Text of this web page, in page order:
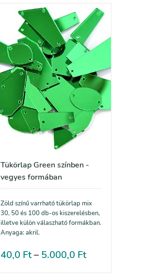
Tükörlap Green színben -
vegyes formában
Zöld színű varrható tükörlap mix
30, 50 és 100 db-os kiszerelésben,
illetve külön válaszható formákban.
Anyaga: akril.
40,0 Ft– 5.000,0 Ft